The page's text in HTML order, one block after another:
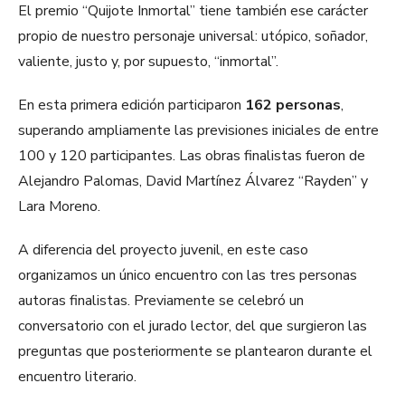
El premio “Quijote Inmortal” tiene también ese carácter
propio de nuestro personaje universal: utópico, soñador,
valiente, justo y, por supuesto, “inmortal”.
En esta primera edición participaron 162 personas,
superando ampliamente las previsiones iniciales de entre
100 y 120 participantes. Las obras finalistas fueron de
Alejandro Palomas, David Martínez Álvarez “Rayden” y
Lara Moreno.
A diferencia del proyecto juvenil, en este caso
organizamos un único encuentro con las tres personas
autoras finalistas. Previamente se celebró un
conversatorio con el jurado lector, del que surgieron las
preguntas que posteriormente se plantearon durante el
encuentro literario.